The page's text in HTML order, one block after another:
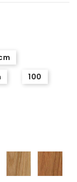
100
chêne
blanchi
chêne
verni
naturel